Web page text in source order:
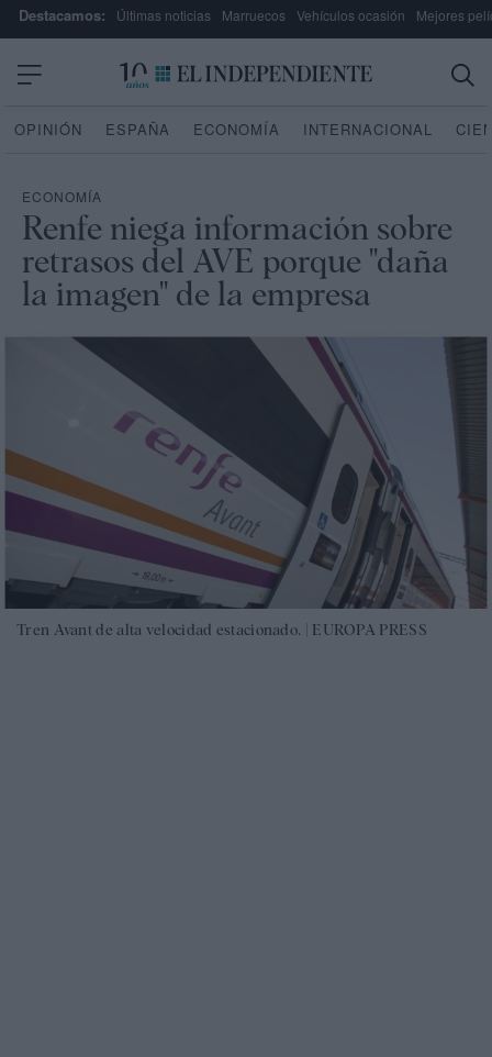
Destacamos: Últimas noticias Marruecos Vehículos ocasión Mejores
OPINIÓN ESPAÑA ECONOMÍA INTERNACIONAL
ECONOMÍA
Renfe niega información sobre
retrasos del AVE porque "daña
la imagen" de la empresa
Tren Avant de alta velocidad estacionado. | EUROPA PRESS